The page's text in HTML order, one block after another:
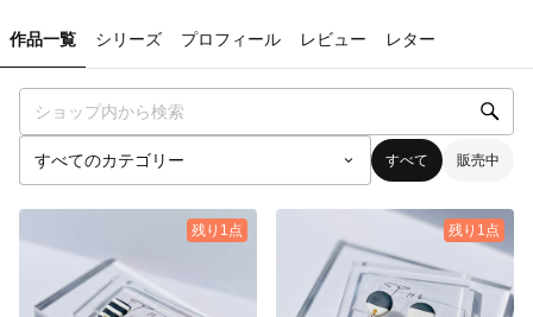
作品一覧 シリーズ プロフィール レビュー レター
すべて 販売中
残り1点 残り1点